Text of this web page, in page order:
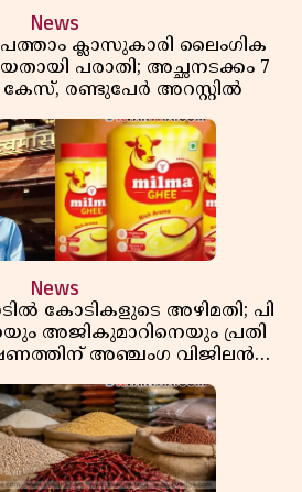
News
ക്ലാസുകാരി ലൈംഗിക
പരാതി; അച്ഛനടക്കം 7
കേസ്, രണ്ടുപേർ അറസ്റ്റിൽ
News
കോടികളുടെ അഴിമതി; പി
അജികുമാറിനെയും പ്രതി
അഞ്ചംഗ വിജിലൻസ്